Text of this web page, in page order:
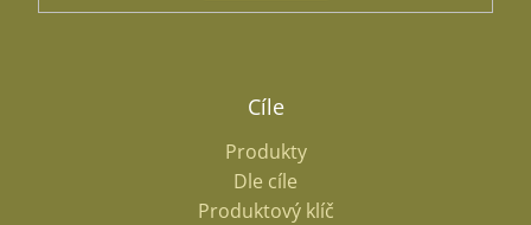
Cíle
Produkty
Dle cíle
Produktový klíč